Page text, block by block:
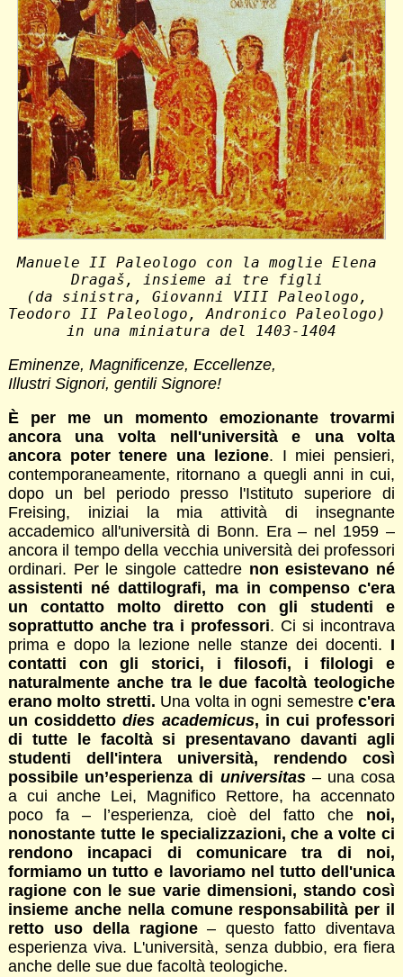
Manuele II Paleologo con la moglie Elena
Dragaš, insieme ai tre figli
(da sinistra, Giovanni VIII Paleologo,
Teodoro II Paleologo, Andronico Paleologo)
in una miniatura del 1403-1404
Eminenze, Magnificenze, Eccellenze,
Illustri Signori, gentili Signore!
È per me un momento emozionante trovarmi
ancora una volta nell'università e una volta
ancora poter tenere una lezione. I miei pensieri,
contemporaneamente, ritornano a quegli anni in cui,
dopo un bel periodo presso l'Istituto superiore di
Freising, iniziai la mia attività di insegnante
accademico all'università di Bonn. Era – nel 1959 –
ancora il tempo della vecchia università dei professori
ordinari. Per le singole cattedre non esistevano né
assistenti né dattilografi, ma in compenso c'era
un contatto molto diretto con gli studenti e
soprattutto anche tra i professori. Ci si incontrava
prima e dopo la lezione nelle stanze dei docenti. I
contatti con gli storici, i filosofi, i filologi e
naturalmente anche tra le due facoltà teologiche
erano molto stretti. Una volta in ogni semestrec'era
un cosiddettodies academicus, in cui professori
di tutte le facoltà si presentavano davanti agli
studenti dell'intera università, rendendo così
possibile un’esperienza di universitas– una cosa
a cui anche Lei, Magnifico Rettore, ha accennato
poco fa – l’esperienza, cioè del fatto che noi,
nonostante tutte le specializzazioni, che a volte ci
rendono incapaci di comunicare tra di noi,
formiamo un tutto e lavoriamo nel tutto dell'unica
ragione con le sue varie dimensioni, stando così
insieme anche nella comune responsabilità per il
retto uso della ragione– questo fatto diventava
esperienza viva. L'università, senza dubbio, era fiera
anche delle sue due facoltà teologiche.